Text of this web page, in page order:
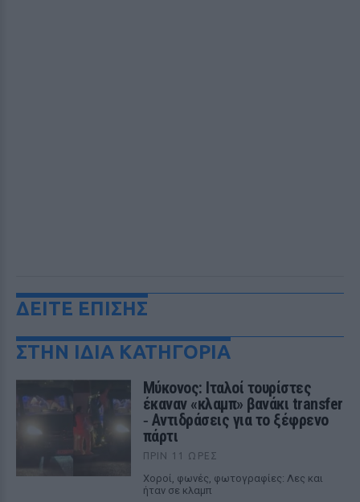
ΔΕΙΤΕ ΕΠΙΣΗΣ
ΣΤΗΝ ΙΔΙΑ ΚΑΤΗΓΟΡΙΑ
Μύκονος: Ιταλοί τουρίστες
έκαναν «κλαμπ» βανάκι transfer
‑ Αντιδράσεις για το ξέφρενο
πάρτι
ΠΡΙΝ 11 ΏΡΕΣ
Χοροί, φωνές, φωτογραφίες: Λες και
ήταν σε κλαμπ